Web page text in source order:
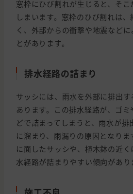
窓枠にひび割れが生じると、そこ
しまいます。窓枠のひび割れは
く、外部からの衝撃や地震などに
とがあります。
排水経路の詰まり
サッシには、雨水を外部に排出
あります。この排水経路が、ゴ
どで詰まってしまうと、雨水が排
に溜まり、雨漏りの原因となり
に面したサッシや、植木鉢の近
水経路が詰まりやすい傾向があり